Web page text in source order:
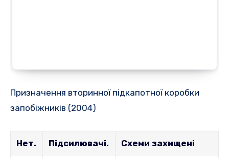
Призначення вторинної підкапотної коробки
запобіжників (2004)
Нет. Підсилювачі. Схеми захищені